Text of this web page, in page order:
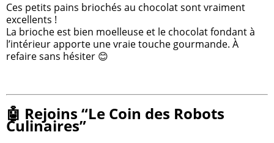
Ces petits pains briochés au chocolat sont vraiment
excellents !
La brioche est bien moelleuse et le chocolat fondant à
l’intérieur apporte une vraie touche gourmande. À
refaire sans hésiter 😊
🤖 Rejoins “Le Coin des Robots
Culinaires”